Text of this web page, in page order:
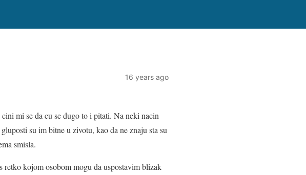
16 years ago
mi se da cu se dugo to i pitati. Na neki nacin
su im bitne u zivotu, kao da ne znaju sta su
smisla.
kojom osobom mogu da uspostavim blizak